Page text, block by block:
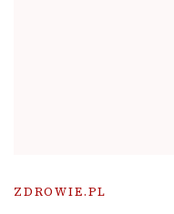
ZDROWIE.PL